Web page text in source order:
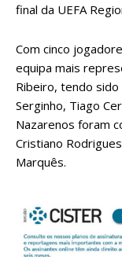
final da UEFA
Com cinco
equipa mais
Ribeiro, tendo sido
Serginho, Tiago
Nazarenos foram
Cristiano
Marquês.